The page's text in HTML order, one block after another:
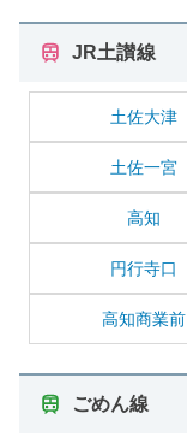
JR土讃線
土佐大津
土佐一宮
高知
円行寺口
高知商業前
ごめん線